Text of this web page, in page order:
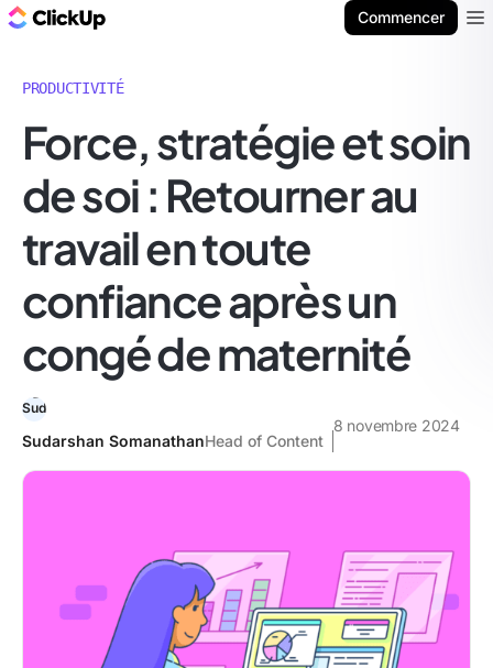
Commencer
PRODUCTIVITÉ
Force, stratégie et soin
de soi : Retourner au
travail en toute
confiance après un
congé de maternité
Sudarshan SomanathanHead of Content
8 novembre 2024